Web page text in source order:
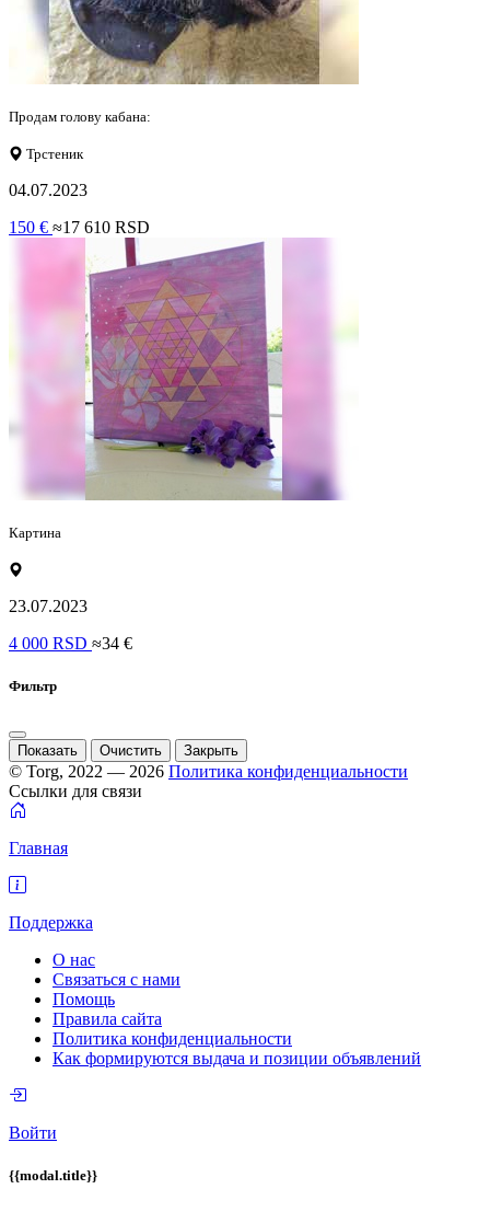
Продам голову кабана:
Трстеник
04.07.2023
150 € ≈17 610 RSD
Картина
23.07.2023
4 000 RSD ≈34 €
Фильтр
Показать Очистить Закрыть
© Torg, 2022 — 2026 Политика конфиденциальности
Ссылки для связи
Главная
Поддержка
О нас
Связаться с нами
Помощь
Правила сайта
Политика конфиденциальности
Как формируются выдача и позиции объявлений
Войти
{{modal.title}}